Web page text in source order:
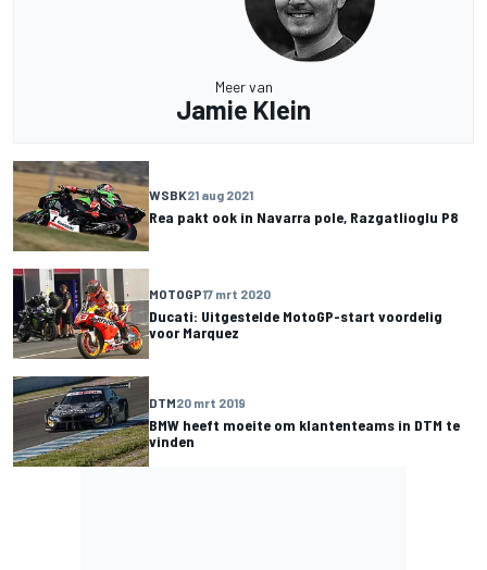
Meer van
Jamie Klein
WSBK21 aug 2021
Rea pakt ook in Navarra pole, Razgatlioglu P8
MOTOGP17 mrt 2020
Ducati: Uitgestelde MotoGP-start voordelig
voor Marquez
DTM20 mrt 2019
BMW heeft moeite om klantenteams in DTM te
vinden